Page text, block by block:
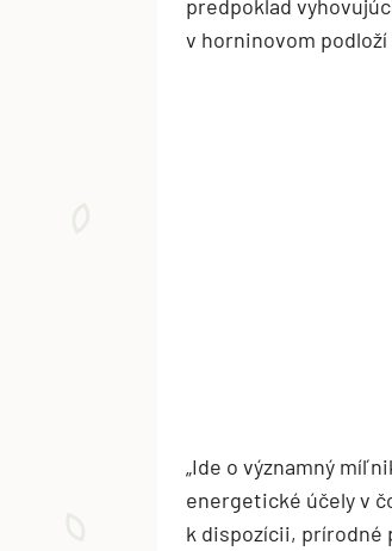
predpoklad
v horninovom podloží
„Ide o významný
energetické účely v
k dispozícii, prírodné